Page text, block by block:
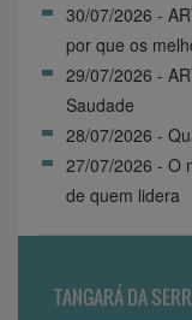
30/07/2026 -
por que os
29/07/2026 -
Saudade
28/07/2026 -
27/07/2026 - O
de quem lidera
TANGARÁ DA